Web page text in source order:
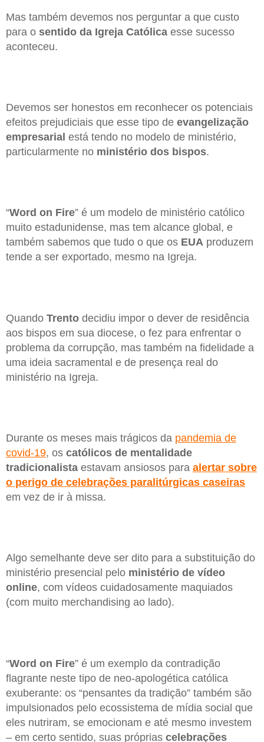
Mas também devemos nos perguntar a que custo
para o sentido da Igreja Católica esse sucesso
aconteceu.
Devemos ser honestos em reconhecer os potenciais
efeitos prejudiciais que esse tipo de evangelização
empresarial está tendo no modelo de ministério,
particularmente no ministério dos bispos.
“Word on Fire” é um modelo de ministério católico
muito estadunidense, mas tem alcance global, e
também sabemos que tudo o que os EUA produzem
tende a ser exportado, mesmo na Igreja.
Quando Trento decidiu impor o dever de residência
aos bispos em sua diocese, o fez para enfrentar o
problema da corrupção, mas também na fidelidade a
uma ideia sacramental e de presença real do
ministério na Igreja.
Durante os meses mais trágicos da pandemia de
covid-19, os católicos de mentalidade
tradicionalista estavam ansiosos para alertar sobre
o perigo de celebrações paralitúrgicas caseiras
em vez de ir à missa.
Algo semelhante deve ser dito para a substituição do
ministério presencial pelo ministério de vídeo
online, com vídeos cuidadosamente maquiados
(com muito merchandising ao lado).
“Word on Fire” é um exemplo da contradição
flagrante neste tipo de neo-apologética católica
exuberante: os “pensantes da tradição” também são
impulsionados pelo ecossistema de mídia social que
eles nutriram, se emocionam e até mesmo investem
– em certo sentido, suas próprias celebrações